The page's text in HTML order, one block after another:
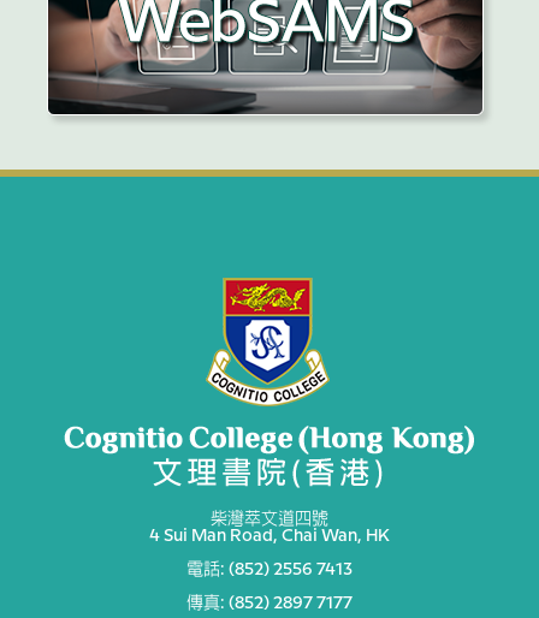
柴灣萃文道四號
4 Sui Man Road, Chai Wan, HK
電話: (852) 2556 7413
傳真: (852) 2897 7177